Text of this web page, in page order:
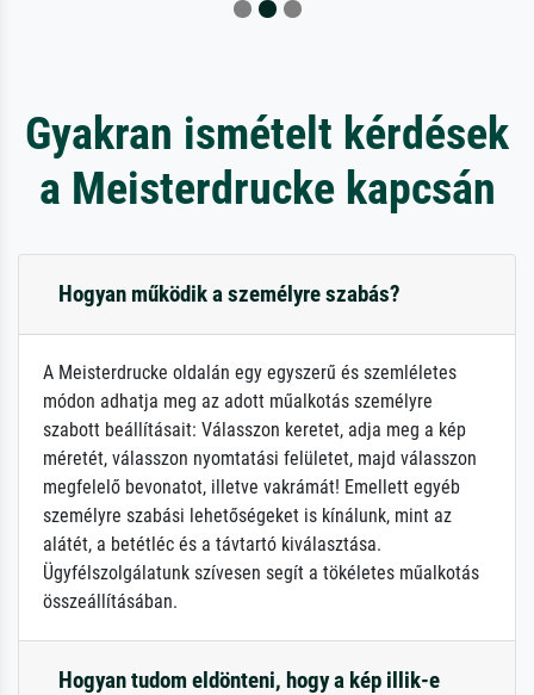
Gyakran ismételt kérdések
a Meisterdrucke kapcsán
Hogyan működik a személyre szabás?
A Meisterdrucke oldalán egy egyszerű és szemléletes
módon adhatja meg az adott műalkotás személyre
szabott beállításait: Válasszon keretet, adja meg a kép
méretét, válasszon nyomtatási felületet, majd válasszon
megfelelő bevonatot, illetve vakrámát! Emellett egyéb
személyre szabási lehetőségeket is kínálunk, mint az
alátét, a betétléc és a távtartó kiválasztása.
Ügyfélszolgálatunk szívesen segít a tökéletes műalkotás
összeállításában.
Hogyan tudom eldönteni, hogy a kép illik-e